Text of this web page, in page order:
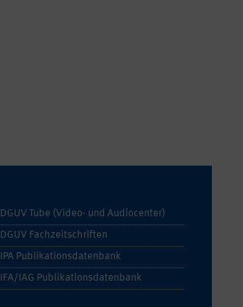
DGUV Tube (Video- und Audiocenter)
DGUV Fachzeitschriften
IPA Publikationsdatenbank
IFA/IAG Publikationsdatenbank